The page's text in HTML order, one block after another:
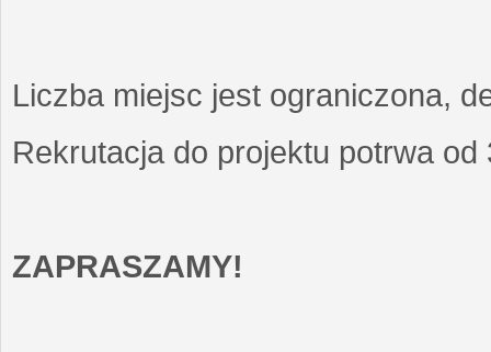
Liczba miejsc jest ograniczona,
Rekrutacja do projektu potrwa
ZAPRASZAMY!